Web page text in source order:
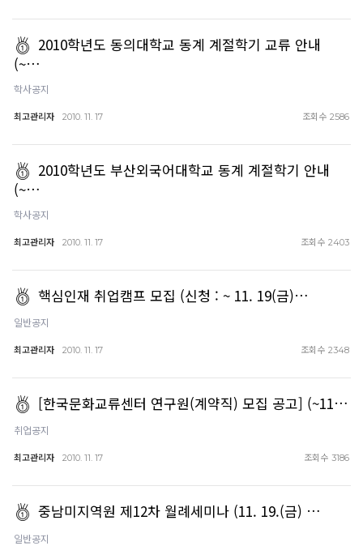
2010학년도 동의대학교 동계 계절학기 교류 안내
(~…
학사공지
최고관리자 2010. 11. 17 조회수 2586
2010학년도 부산외국어대학교 동계 계절학기 안내
(~…
학사공지
최고관리자 2010. 11. 17 조회수 2403
핵심인재 취업캠프 모집 (신청 : ~ 11. 19(금)…
일반공지
최고관리자 2010. 11. 17 조회수 2348
[한국문화교류센터 연구원(계약직) 모집 공고] (~11…
취업공지
최고관리자 2010. 11. 17 조회수 3186
중남미지역원 제12차 월례세미나 (11. 19.(금) …
일반공지